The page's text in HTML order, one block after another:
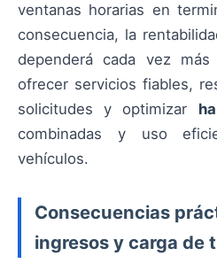
ventanas horarias en
consecuencia, la
dependerá cada vez
ofrecer servicios fiables,
solicitudes y optimizar
combinadas y uso
vehículos.
Consecuencias
ingresos y carga de